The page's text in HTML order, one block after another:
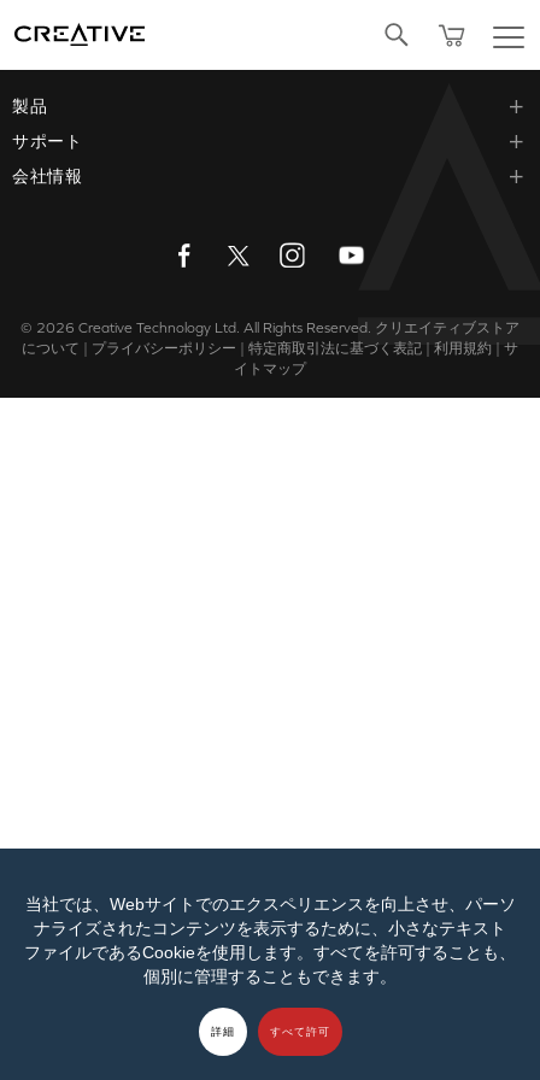
当社では、Webサイトでのエクスペリエンスを向上させ、パーソ
ナライズされたコンテンツを表示するために、小さなテキスト
ファイルであるCookieを使用します。すべてを許可することも、
個別に管理することもできます。
詳細 すべて許可
製品
サポート
会社情報
© 2026 Creative Technology Ltd. All Rights Reserved. クリエイティブストア
について
プライバシーポリシー 特定商取引法に基づく表記 利用規約
サ
イトマップ
Facebook